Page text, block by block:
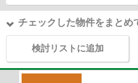
チェックした物件をまとめ
検討リストに追加